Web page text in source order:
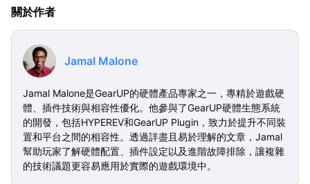
關於作者
Jamal Malone
Jamal Malone是GearUP的硬體產品專家之一，專精於遊戲硬
體、插件技術與相容性優化。他參與了GearUP硬體生態系統
的開發，包括HYPEREV和GearUP Plugin，致力於提升不同裝
置和平台之間的相容性。透過詳盡且易於理解的文章，Jamal
幫助玩家了解硬體配置、插件設定以及進階故障排除，讓複雜
的技術議題更容易應用於實際的遊戲環境中。